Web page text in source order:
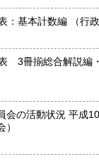
土・日曜日【土曜
は電話にてご連絡く
会科学、自然科学、
昭和40年産業連関
冊揃総合解説編・計数
の活動状況 平成10